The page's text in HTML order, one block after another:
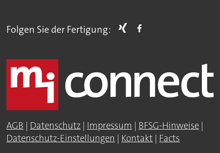
Folgen Sie der Fertigung:
AGB | Datenschutz | Impressum | BFSG-Hinweise |
Datenschutz-Einstellungen | Kontakt | Facts